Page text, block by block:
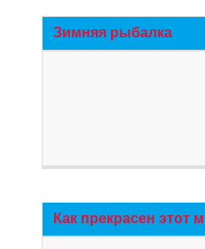
Зимняя рыбалка
Как прекрасен этот